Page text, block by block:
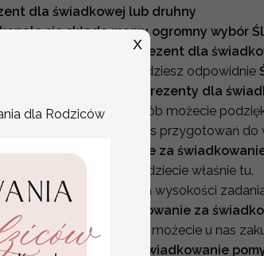
dla świadkowej lub druhny
sie składa mamy ogromny wybór
pomysł na prezent dla
nadzieję że u Nas znajdziesz odpowidnie
pomysły na prezenty dla
się w jaki sposób możecie
jakie okazali podczas przygotowań
Ślubne podziękowanie za
lub druhny
znajdziecie właśnie tu.
Świadkowa staneła za wysokości
Ślubne podziękowanie za
lub druhny
jakie możecie u nas
podziękowania za świadkowanie
dla Rodziców
X